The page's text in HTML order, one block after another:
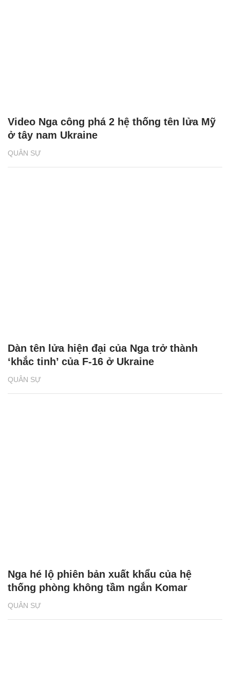
QUÂN SỰ
Video Nga công phá 2 hệ thống tên lửa Mỹ
ở tây nam Ukraine
QUÂN SỰ
Dàn tên lửa hiện đại của Nga trở thành
‘khắc tinh’ của F-16 ở Ukraine
QUÂN SỰ
Nga hé lộ phiên bản xuất khẩu của hệ
thống phòng không tầm ngắn Komar